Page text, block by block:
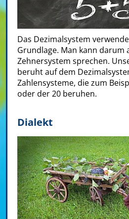
Das Dezimalsystem
Grundlage. Man kann darum
Zehnersystem sprechen.
beruht auf dem
Zahlensysteme, die zum
oder der 20 beruhen.
Dialekt